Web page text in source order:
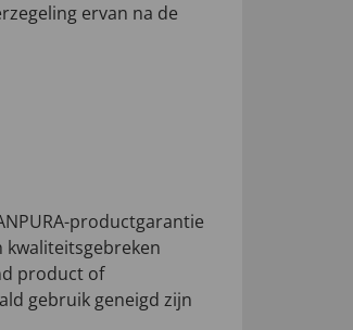
ervan na de
productgarantie
product of
gebruik geneigd zijn